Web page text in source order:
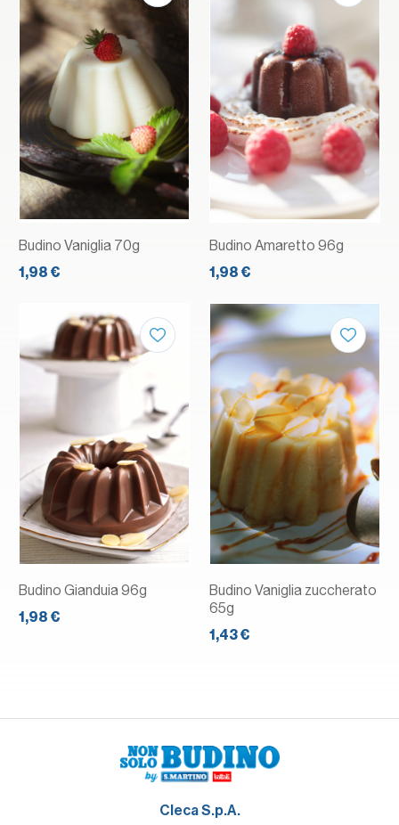
Budino Vaniglia 70g
1,98 €
Budino Amaretto 96g
1,98 €
Budino Gianduia 96g
1,98 €
Budino Vaniglia zuccherato
65g
1,43 €
Cleca S.p.A.